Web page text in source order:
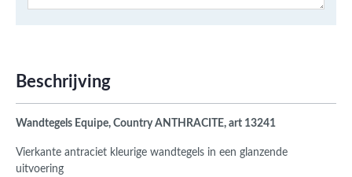
Beschrijving
Wandtegels Equipe, Country ANTHRACITE, art 13241
Vierkante antraciet kleurige wandtegels in een glanzende
uitvoering